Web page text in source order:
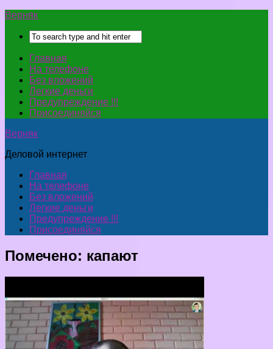
Верняк
Главная
На телефоне
Без вложений
Легкие деньги
Предупреждение !!!
Присоединяйся
Верняк
Деловой интернет
Главная
На телефоне
Без вложений
Легкие деньги
Предупреждение !!!
Присоединяйся
Помечено: капают